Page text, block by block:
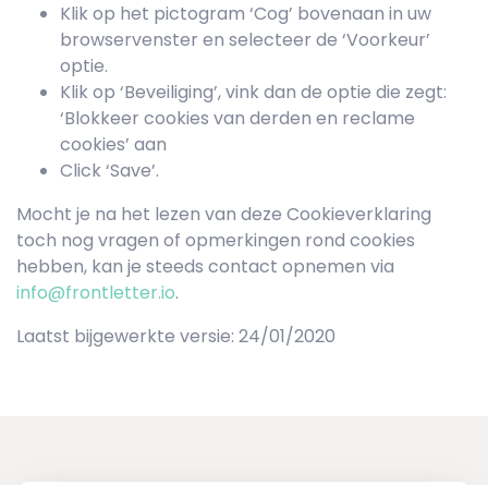
Klik op het pictogram ‘Cog’ bovenaan in uw
browservenster en selecteer de ‘Voorkeur’
optie.
Klik op ‘Beveiliging’, vink dan de optie die zegt:
‘Blokkeer cookies van derden en reclame
cookies’ aan
Click ‘Save’.
Mocht je na het lezen van deze Cookieverklaring
toch nog vragen of opmerkingen rond cookies
hebben, kan je steeds contact opnemen via
info@frontletter.io.
Laatst bijgewerkte versie: 24/01/2020